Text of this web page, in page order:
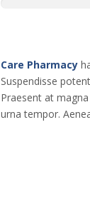
Care Pharmacy
Suspendisse
Praesent at
urna tempor.